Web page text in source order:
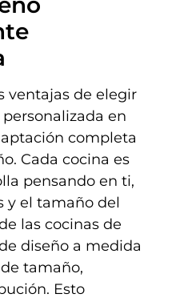
ventajas de elegir
en
completa
Cada cocina es
pensando en ti,
y el tamaño del
las cocinas de
diseño a medida
tamaño,
Esto